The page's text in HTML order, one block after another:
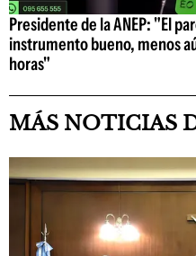
Presidente de la ANEP: "El
instrumento bueno, menos
horas"
MÁS NOTICIAS